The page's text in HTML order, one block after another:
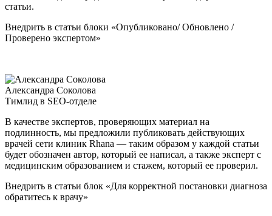
статьи.
Внедрить в статьи блоки «Опубликовано/ Обновлено /
Проверено экспертом»
Александра Соколова
Тимлид в SEO-отделе
В качестве экспертов, проверяющих материал на
подлинность, мы предложили публиковать действующих
врачей сети клиник Rhana — таким образом у каждой статьи
будет обозначен автор, который ее написал, а также эксперт с
медицинским образованием и стажем, который ее проверил.
Внедрить в статьи блок «Для корректной постановки диагноза
обратитесь к врачу»